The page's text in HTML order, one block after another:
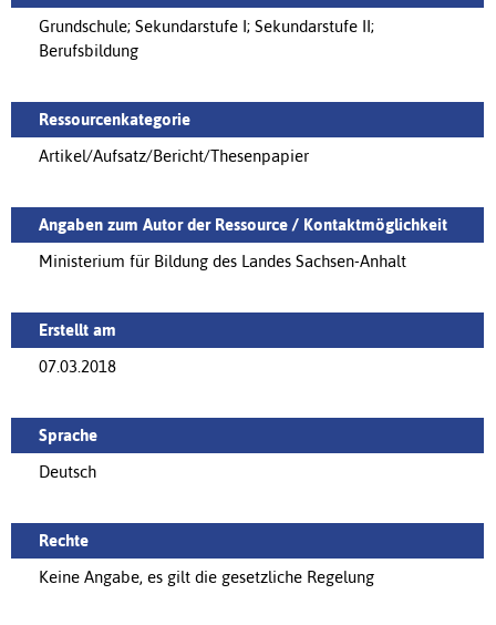
Grundschule; Sekundarstufe I; Sekundarstufe II;
Berufsbildung
Ressourcenkategorie
Artikel/Aufsatz/Bericht/Thesenpapier
Angaben zum Autor der Ressource / Kontaktmöglichkeit
Ministerium für Bildung des Landes Sachsen-Anhalt
Erstellt am
07.03.2018
Sprache
Deutsch
Rechte
Keine Angabe, es gilt die gesetzliche Regelung